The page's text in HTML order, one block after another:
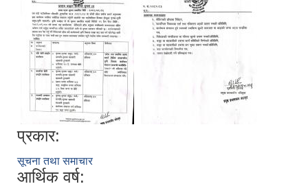
प्रकार:
सूचना तथा समाचार
आर्थिक वर्ष: